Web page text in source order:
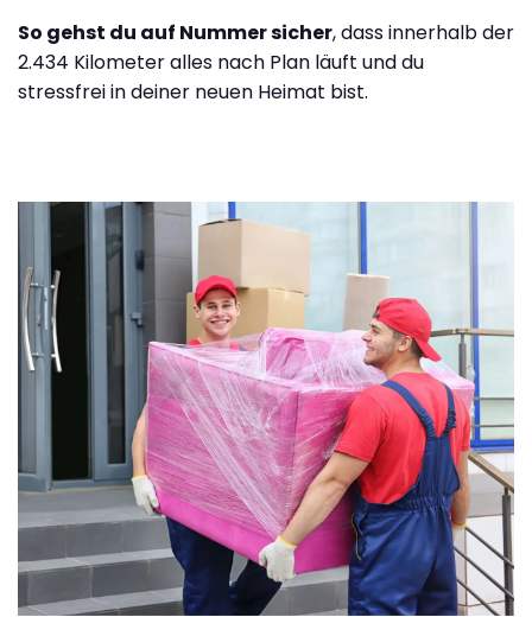
So gehst du auf Nummer sicher, dass innerhalb der
2.434 Kilometer alles nach Plan läuft und du
stressfrei in deiner neuen Heimat bist.